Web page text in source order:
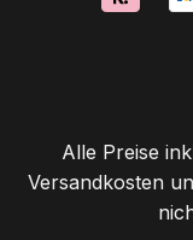
Alle Preise
Versandkosten